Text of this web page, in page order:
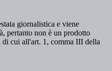
giornalistica e viene
pertanto non è un prodotto
cui all'art. 1, comma III della